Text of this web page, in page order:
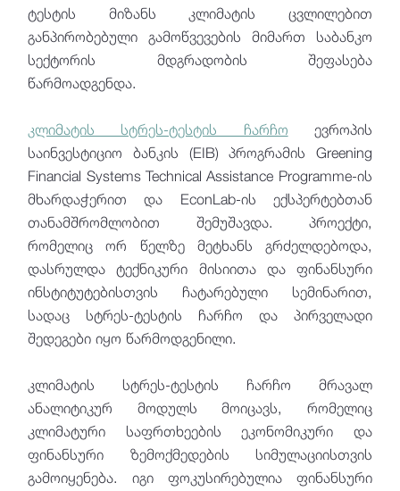
ტესტის მიზანს კლიმატის ცვლილებით
განპირობებული გამოწვევების მიმართ საბანკო
სექტორის მდგრადობის შეფასება
წარმოადგენდა.
კლიმატის სტრეს-ტესტის ჩარჩო ევროპის
საინვესტიციო ბანკის (EIB) პროგრამის Greening
Financial Systems Technical Assistance Programme-ის
მხარდაჭერით და EconLab-ის ექსპერტებთან
თანამშრომლობით შემუშავდა. პროექტი,
რომელიც ორ წელზე მეტხანს გრძელდებოდა,
დასრულდა ტექნიკური მისიითა და ფინანსური
ინსტიტუტებისთვის ჩატარებული სემინარით,
სადაც სტრეს-ტესტის ჩარჩო და პირველადი
შედეგები იყო წარმოდგენილი.
კლიმატის სტრეს-ტესტის ჩარჩო მრავალ
ანალიტიკურ მოდულს მოიცავს, რომელიც
კლიმატური საფრთხეების ეკონომიკური და
ფინანსური ზემოქმედების სიმულაციისთვის
გამოიყენება. იგი ფოკუსირებულია ფინანსური